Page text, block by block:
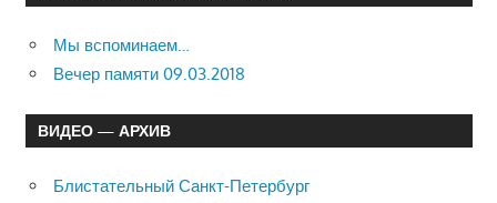
Мы вспоминаем…
Вечер памяти 09.03.2018
ВИДЕО — АРХИВ
Блистательный Санкт-Петербург